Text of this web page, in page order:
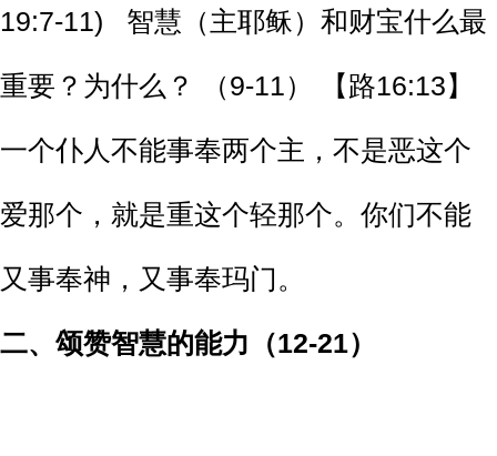
19:7-11) 智慧（主耶稣）和财宝什么最
重要？为什么？ （9-11） 【路16:13】
一个仆人不能事奉两个主，不是恶这个
爱那个，就是重这个轻那个。你们不能
又事奉神，又事奉玛门。
二、 颂赞智慧的能力（12-21）